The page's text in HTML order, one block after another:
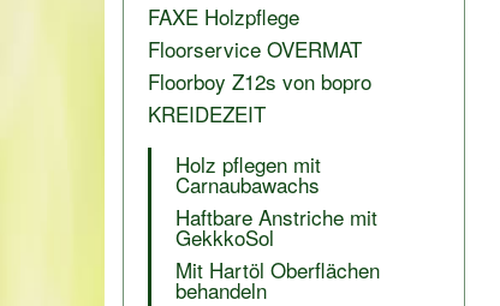
FAXE Holzpflege
Floorservice OVERMAT
Floorboy Z12s von bopro
KREIDEZEIT
Holz pflegen mit
Carnaubawachs
Haftbare Anstriche mit
GekkkoSol
Mit Hartöl Oberflächen
behandeln